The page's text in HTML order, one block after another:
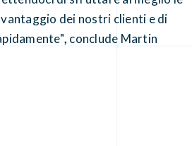
dei nostri clienti e di
, conclude Martin